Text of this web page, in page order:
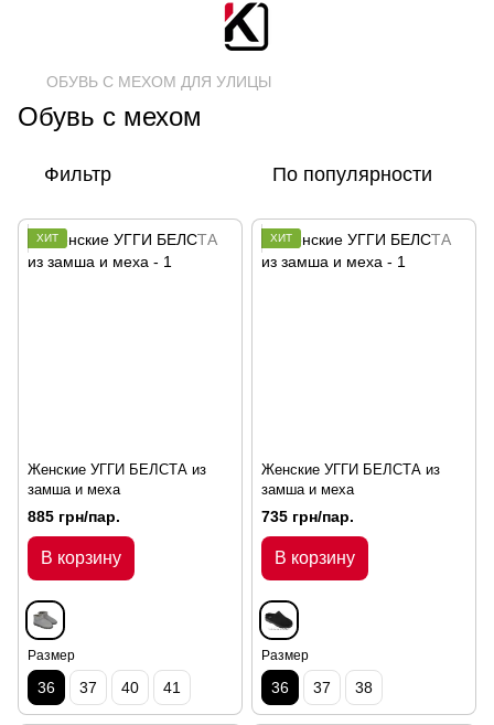
ОБУВЬ С МЕХОМ ДЛЯ УЛИЦЫ
Обувь с мехом
Фильтр По популярности
ХИТ
Женские УГГИ БЕЛСТА из
замша и меха
885 грн/пар.
В корзину
Размер
36 37 40 41
ХИТ
Женские УГГИ БЕЛСТА из
замша и меха
735 грн/пар.
В корзину
Размер
36 37 38